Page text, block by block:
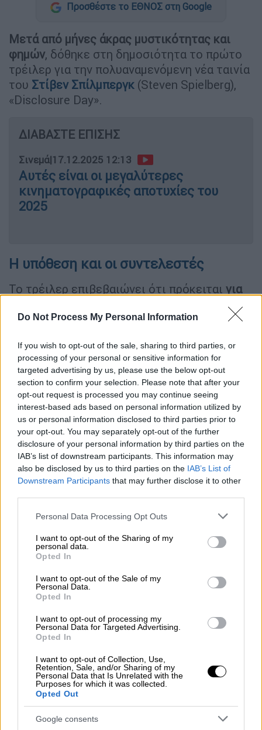
Do Not Process My Personal Information
If you wish to opt-out of the sale, sharing to third parties, or
processing of your personal or sensitive information for
targeted advertising by us, please use the below opt-out
section to confirm your selection. Please note that after your
opt-out request is processed you may continue seeing
interest-based ads based on personal information utilized by
us or personal information disclosed to third parties prior to
your opt-out. You may separately opt-out of the further
disclosure of your personal information by third parties on the
IAB’s list of downstream participants. This information may
also be disclosed by us to third parties on the IAB’s List of
Downstream Participants that may further disclose it to other
Please note that this website/app uses one or more Google
not limited to your visit or usage behaviour. You may click to
grant or deny consent to Google and its third-party tags to
use your data for below specified purposes in below Google
consent section.
Personal Data Processing Opt Outs
I want to opt-out of the Sharing of my
personal data.
Opted In
I want to opt-out of the Sale of my
Personal Data.
Opted In
I want to opt-out of processing my
Personal Data for Targeted Advertising.
Opted In
I want to opt-out of Collection, Use,
Retention, Sale, and/or Sharing of my
Personal Data that Is Unrelated with the
Purposes for which it was collected.
Opted Out
Google consents
Προσθέστε το ΕΘΝΟΣ στη Google
Μετά από μήνες άκρας μυστικότητας και
φημών, δόθηκε στη δημοσιότητα το πρώτο
τρέιλερ για την πολυαναμενόμενη νέα ταινία
του Στίβεν Σπίλμπεργκ (Steven Spielberg),
«Disclosure Day».
ΔΙΑΒΑΣΤΕ ΕΠΙΣΗΣ
Σινεμά|17.12.2025 12:13
Αυτές είναι οι μεγαλύτερες
κινηματογραφικές αποτυχίες του
2025
Η υπόθεση και οι συντελεστές
Το τρέιλερ επιβεβαιώνει ότι πρόκειται για
οποίο αποτελεί τη θριαμβευτική επιστροφή
αγάπησε και καθόρισε.
Αν ανακάλυπτες ότι δεν είμαστε μόνοι, αν
κάποιος σου το έδειχνε, σου το αποδείκνυε,
θα σε τρόμαζε αυτό; Αυτό το καλοκαίρι, η
αλήθεια ανήκει σε επτά δισεκατομμύρια
ανθρώπους. Πλησιάζουμε... στην Ημέρα της
Αποκάλυψης («Disclosure Day»)», αναφέρει η
επίσημη σύνοψη.
Βασισμένο σε ιδέα του Σπίλμπεργκ το
σενάριο φέρει την υπογραφή του
(David Koepp) με τον οποίο έχει συνεργαστεί
σε μια σειρά από ταινίες όπως: «Jurassic
Park», «Jurassic Park: The Lost World», «War
of the Worlds» και «Indiana Jones and the
Kingdom of the Crystal Skull».
Το λαμπερό καστ αποτελείται από τους
Έμιλι Μπλαντ (Emily Blunt), Τζος Ο'Κόνορ
(Josh O'Connor), Κόλιν Φερθ (Colin Firth), Ίβ
Χιούσον (Eve Hewson), Κόλμαν Ντομίνγκο
(Colman Domingo) Γουάιτ Ράσελ (Wyatt
Russell), Χένρι Λόιντ-Χιούζ (Henry Lloyd-
Hughes), Μάικλ Γκαστόν (Michael Gaston) και